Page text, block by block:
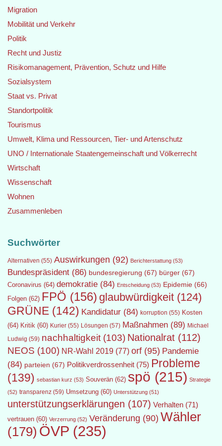
Migration
Mobilität und Verkehr
Politik
Recht und Justiz
Risikomanagement, Prävention, Schutz und Hilfe
Sozialsystem
Staat vs. Privat
Standortpolitik
Tourismus
Umwelt, Klima und Ressourcen, Tier- und Artenschutz
UNO / Internationale Staatengemeinschaft und Völkerrecht
Wirtschaft
Wissenschaft
Wohnen
Zusammenleben
Suchwörter
Alternativen (55) Auswirkungen (92) Berichterstattung (53)
Bundespräsident (86) bundesregierung (67) bürger (67)
Coronavirus (64) demokratie (84) Entscheidung (53) Epidemie (66)
Folgen (62) FPÖ (156) glaubwürdigkeit (124)
GRÜNE (142) Kandidatur (84) korruption (55) Kosten
(64) Kritik (60) Kurier (55) Lösungen (57) Maßnahmen (89) Michael
Ludwig (59) nachhaltigkeit (103) Nationalrat (112)
NEOS (100) NR-Wahl 2019 (77) orf (95) Pandemie
(84) parteien (67) Politikverdrossenheit (75) Probleme
(139) sebastian kurz (53) Souverän (62) spö (215) Strategie
(52) transparenz (59) Umsetzung (60) Unterstützung (51)
unterstützungserklärungen (107) Verhalten (71)
vertrauen (60) Verzerrung (52) Veränderung (90) Wähler
(179) ÖVP (235)